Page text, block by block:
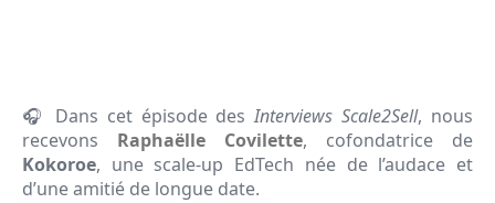
🎧 Dans cet épisode desInterviews Scale2Sell, nous
recevons Raphaëlle Covilette, cofondatrice de
Kokoroe, une scale-up EdTech née de l’audace et
d’une amitié de longue date.